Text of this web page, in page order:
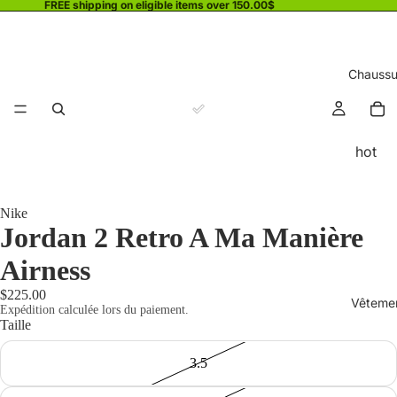
FREE shipping on eligible items over 150.00$
hot
Nike
Jordan 2 Retro A Ma Manière
Airness
$225.00
Expédition calculée lors du paiement.
Taille
3.5